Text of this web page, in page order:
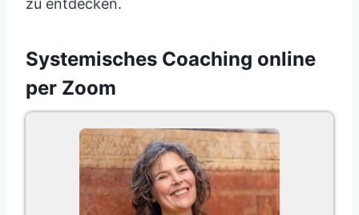
zu entdecken.
Systemisches Coaching online
per Zoom